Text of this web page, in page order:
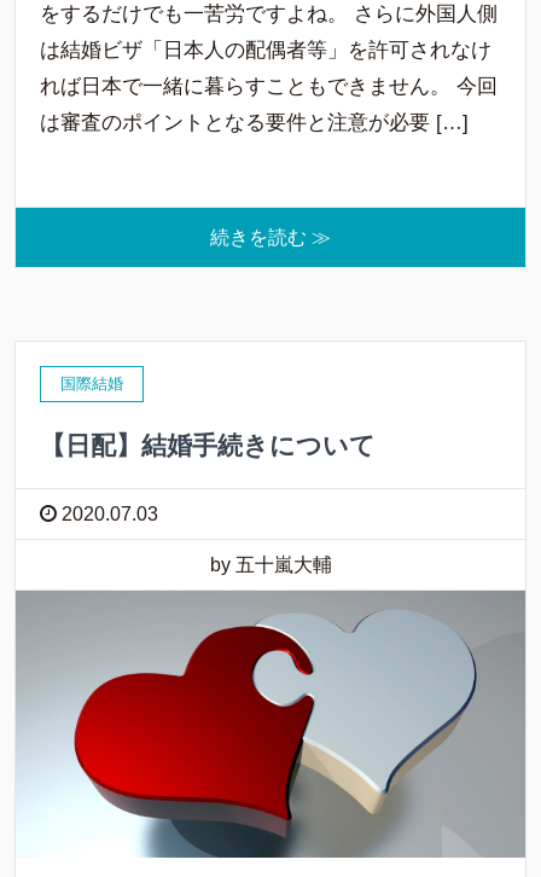
をするだけでも一苦労ですよね。 さらに外国人側
は結婚ビザ「日本人の配偶者等」を許可されなけ
れば日本で一緒に暮らすこともできません。 今回
は審査のポイントとなる要件と注意が必要 […]
続きを読む ≫
国際結婚
【日配】結婚手続きについて
2020.07.03
by 五十嵐大輔